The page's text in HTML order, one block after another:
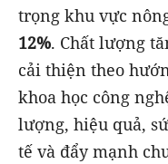
trọng khu vực
12%. Chất lượng
cải thiện theo
khoa học công
lượng, hiệu quả,
tế và đẩy mạnh